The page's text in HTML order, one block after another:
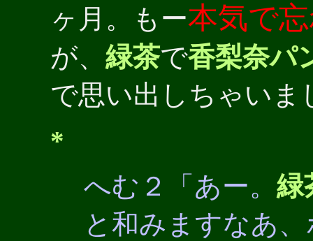
ヶ月。もー本気で
が、 緑茶で香梨奈パ
で思い出しちゃいま
*
へむ２「あー。 緑
と和みますなあ